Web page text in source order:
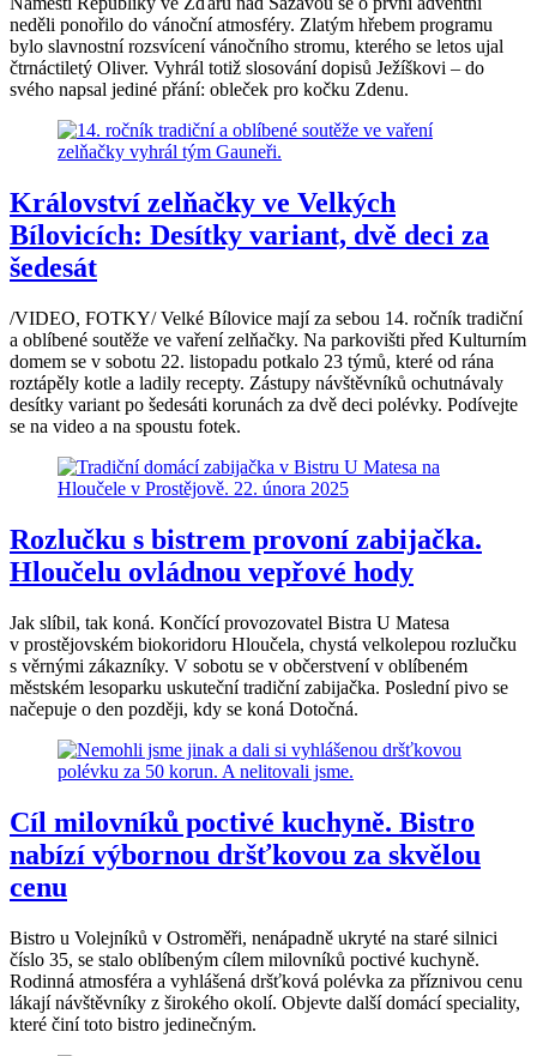
neděli ponořilo do vánoční atmosféry. Zlatým hřebem programu
bylo slavnostní rozsvícení vánočního stromu, kterého se letos ujal
čtrnáctiletý Oliver. Vyhrál totiž slosování dopisů Ježíškovi – do
svého napsal jediné přání: obleček pro kočku Zdenu.
Království zelňačky ve Velkých
Bílovicích: Desítky variant, dvě deci za
šedesát
/VIDEO, FOTKY/ Velké Bílovice mají za sebou 14. ročník tradiční
a oblíbené soutěže ve vaření zelňačky. Na parkovišti před Kulturním
domem se v sobotu 22. listopadu potkalo 23 týmů, které od rána
roztápěly kotle a ladily recepty. Zástupy návštěvníků ochutnávaly
desítky variant po šedesáti korunách za dvě deci polévky. Podívejte
se na video a na spoustu fotek.
Rozlučku s bistrem provoní zabijačka.
Hloučelu ovládnou vepřové hody
Jak slíbil, tak koná. Končící provozovatel Bistra U Matesa
v prostějovském biokoridoru Hloučela, chystá velkolepou rozlučku
s věrnými zákazníky. V sobotu se v občerstvení v oblíbeném
městském lesoparku uskuteční tradiční zabijačka. Poslední pivo se
načepuje o den později, kdy se koná Dotočná.
Cíl milovníků poctivé kuchyně. Bistro
nabízí výbornou dršťkovou za skvělou
cenu
Bistro u Volejníků v Ostroměři, nenápadně ukryté na staré silnici
číslo 35, se stalo oblíbeným cílem milovníků poctivé kuchyně.
Rodinná atmosféra a vyhlášená dršťková polévka za příznivou cenu
lákají návštěvníky z širokého okolí. Objevte další domácí speciality,
které činí toto bistro jedinečným.